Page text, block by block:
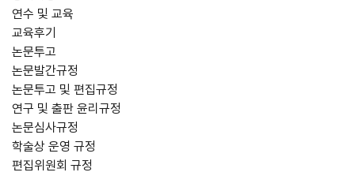
연수 및 교육
교육후기
논문투고
논문발간규정
논문투고 및 편집규정
연구 및 출판 윤리규정
논문심사규정
학술상 운영 규정
편집위원회 규정